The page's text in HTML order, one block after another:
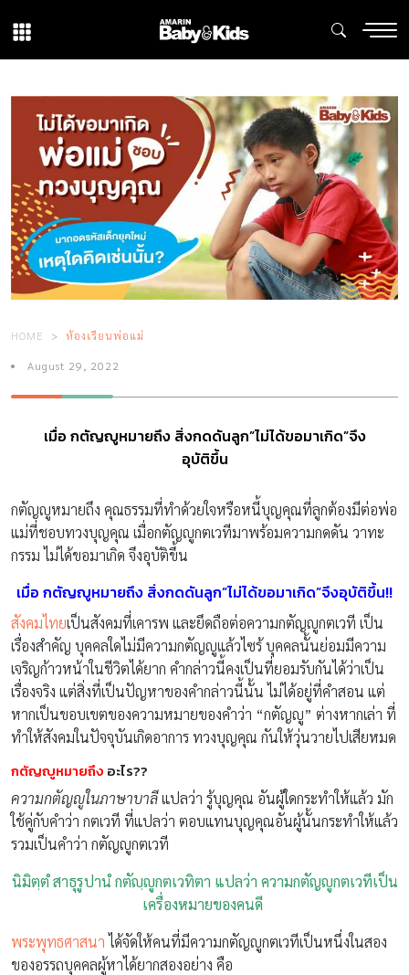
HOME ห้องเรียนพ่อแม่
August 29, 2022
เมื่อ กตัญญูหมายถึง สิ่งกดดันลูก”ไม่ได้ขอมาเกิด”จึง
อุบัติขึ้น
กตัญญูหมายถึง คุณธรรมที่ทำด้วยใจหรือหนี้บุญคุณที่ลูกต้องมีต่อพ่อ
แม่ที่ชอบทวงบุญคุณ เมื่อกตัญญูกตเวทีมาพร้อมความกดดัน วาทะ
กรรม ไม่ได้ขอมาเกิด จึงอุบัติขึ้น
เมื่อ กตัญญูหมายถึง สิ่งกดดันลูก”ไม่ได้ขอมาเกิด”จึงอุบัติขึ้น!!
สังคมไทยเป็นสังคมที่เคารพ และยึดถือต่อความกตัญญูกตเวที เป็น
เรื่องสำคัญ บุคคลใดไม่มีความกตัญญูแล้วไซร้ บุคคลนั้นย่อมมีความ
เจริญก้าวหน้าในชีวิตได้ยาก คำกล่าวนี้คงเป็นที่ยอมรับกันได้ว่าเป็น
เรื่องจริง แต่สิ่งที่เป็นปัญหาของคำกล่าวนี้นั้น ไม่ได้อยู่ที่คำสอน แต่
หากเป็นขอบเขตของความหมายของคำว่า “กตัญญู” ต่างหากเล่า ที่
ทำให้สังคมในปัจจุบันเกิดอาการ ทวงบุญคุณ กันให้วุ่นวายไปเสียหมด
กตัญญูหมายถึง อะไร??
ความกตัญญูในภาษาบาลีแปลว่า รู้บุญคุณ อันผู้ใดกระทำให้แล้ว มัก
ใช้คู่กับคำว่า กตเวที ที่แปลว่า ตอบแทนบุญคุณอันผู้นั้นกระทำให้แล้ว
รวมเป็นคำว่า กตัญญูกตเวที
นิมิตฺตํ สาธุรูปานํ กตัญฺญูกตเวทิตา แปลว่า ความกตัญญูกตเวทีเป็น
เครื่องหมายของคนดี
พระพุทธศาสนาได้จัดให้คนที่มีความกตัญญูกตเวทีเป็นหนึ่งในสอง
ของอรรถบุคคลผู้หาได้ยากสองอย่าง คือ